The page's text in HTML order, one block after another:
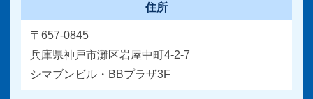
住所
〒657-0845
兵庫県神戸市灘区岩屋中町4-2-7
シマブンビル・BBプラザ3F